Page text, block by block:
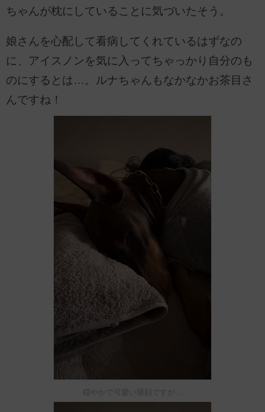
ちゃんが枕にしていることに気づいたそう。
娘さんを心配して看病してくれているはずなの
に、アイスノンを気に入ってちゃっかり自分のも
のにするとは…。ルナちゃんもなかなかお茶目さ
んですね！
穏やかで可愛い寝顔ですが…